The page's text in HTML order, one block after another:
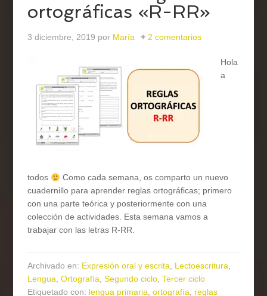
ortográficas «R-RR»
3 diciembre, 2019 por María 2 comentarios
Hola
a
todos
Como cada semana, os comparto un nuevo
cuadernillo para aprender reglas ortográficas; primero
con una parte teórica y posteriormente con una
colección de actividades. Esta semana vamos a
trabajar con las letras R-RR.
Archivado en: Expresión oral y escrita, Lectoescritura,
Lengua,Ortografía,Segundo ciclo,Tercer ciclo
Etiquetado con: lengua primaria,ortografía, reglas